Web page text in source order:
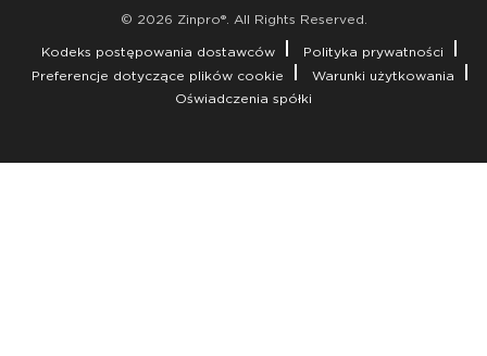
© 2026 Zinpro®. All Rights Reserved.
Kodeks postępowania dostawców
Polityka prywatności
Preferencje dotyczące plików cookie
Warunki użytkowania
Oświadczenia spółki